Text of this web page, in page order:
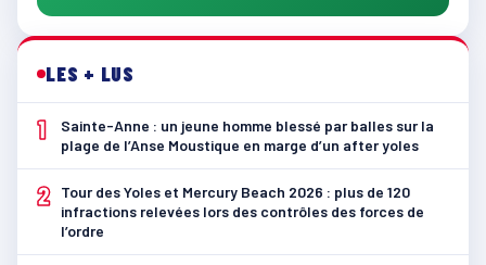
LES + LUS
1
Sainte-Anne : un jeune homme blessé par balles sur la
plage de l’Anse Moustique en marge d’un after yoles
2
Tour des Yoles et Mercury Beach 2026 : plus de 120
infractions relevées lors des contrôles des forces de
l’ordre